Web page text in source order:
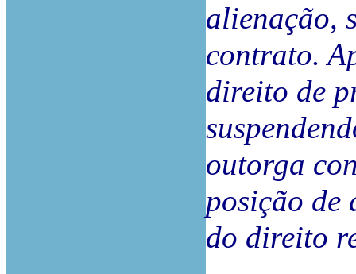
alienação,
contrato.
direito de
outorga
posição de
do direito